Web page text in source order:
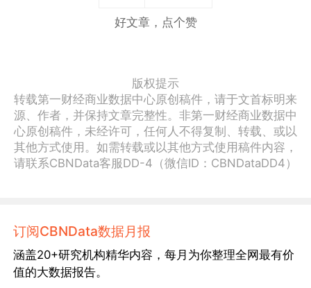
好文章，点个赞
版权提示
转载第一财经商业数据中心原创稿件，请于文首标明来
源、作者，并保持文章完整性。非第一财经商业数据中
心原创稿件，未经许可，任何人不得复制、转载、或以
其他方式使用。如需转载或以其他方式使用稿件内容，
请联系CBNData客服DD-4（微信ID：CBNDataDD4）
订阅CBNData数据月报
涵盖20+研究机构精华内容，每月为你整理全网最有价
值的大数据报告。